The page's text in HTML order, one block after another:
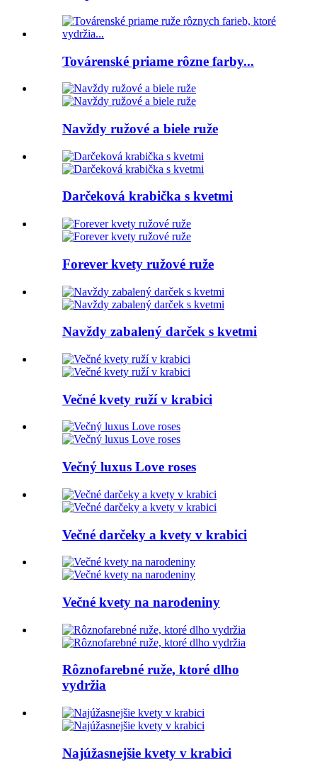
Továrenské priame rôzne farby...
Navždy ružové a biele ruže
Darčeková krabička s kvetmi
Forever kvety ružové ruže
Navždy zabalený darček s kvetmi
Večné kvety ruží v krabici
Večný luxus Love roses
Večné darčeky a kvety v krabici
Večné kvety na narodeniny
Rôznofarebné ruže, ktoré dlho
vydržia
Najúžasnejšie kvety v krabici